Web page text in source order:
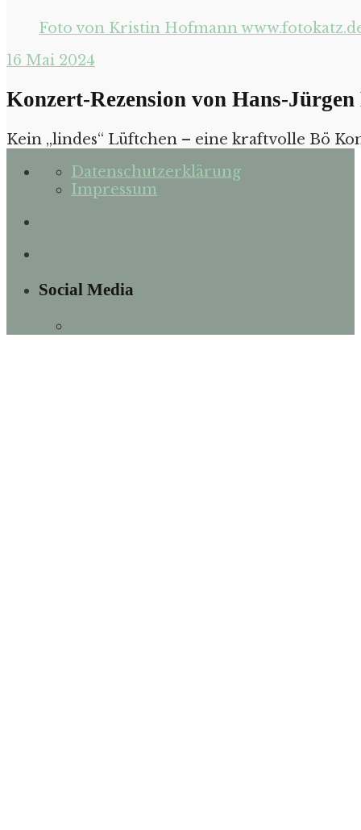
Foto von Kristin Hofmann
16 Mai 2024
Konzert-Rezension von Hans-
Kein „lindes“ Lüftchen – eine kraftvolle Bö
Datenschutzerklärung
Impressum
Social Media